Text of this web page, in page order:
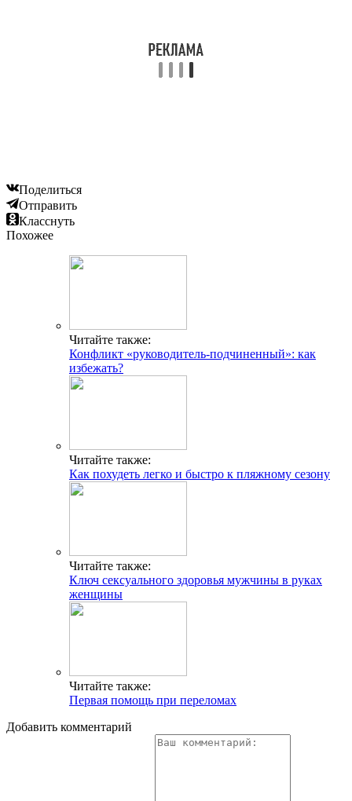
Поделиться
Отправить
Класснуть
Похожее
Читайте также:
Конфликт «руководитель-подчиненный»: как
избежать?
Читайте также:
Как похудеть легко и быстро к пляжному сезону
Читайте также:
Ключ сексуального здоровья мужчины в руках
женщины
Читайте также:
Первая помощь при переломах
Добавить комментарий